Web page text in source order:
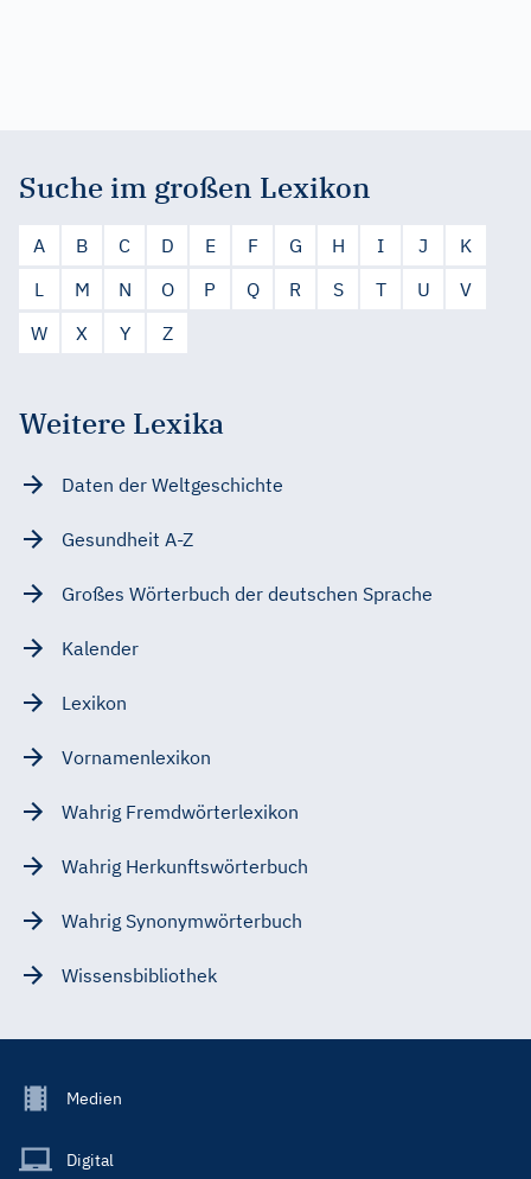
Suche im großen Lexikon
A B C D E F G H I J
K
L
M N O P Q R S T U
V
W
X Y Z
Weitere Lexika
Daten der Weltgeschichte
Gesundheit A-Z
Großes Wörterbuch der deutschen Sprache
Kalender
Lexikon
Vornamenlexikon
Wahrig Fremdwörterlexikon
Wahrig Herkunftswörterbuch
Wahrig Synonymwörterbuch
Wissensbibliothek
Footer
Main
Medien
Digital